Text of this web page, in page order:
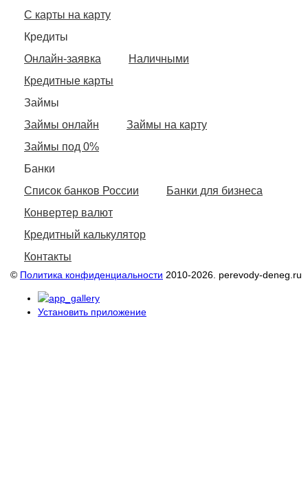
С карты на карту
Кредиты
Онлайн-заявка
Наличными
Кредитные карты
Займы
Займы онлайн
Займы на карту
Займы под 0%
Банки
Список банков России
Банки для бизнеса
Конвертер валют
Кредитный калькулятор
Контакты
© Политика конфиденциальности 2010-2026. perevody-deneg.ru
Установить приложение